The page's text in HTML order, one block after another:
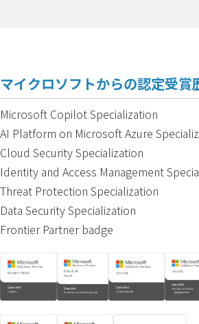
マイクロソフトからの認定受賞
Microsoft Copilot Specialization
AI Platform on Microsoft Azure
Cloud Security Specialization
Identity and Access Management
Threat Protection Specialization
Data Security Specialization
Frontier Partner badge